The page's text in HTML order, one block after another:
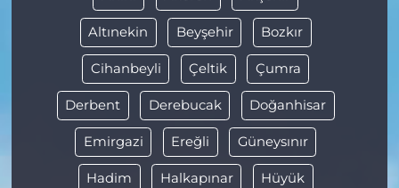
Altınekin Beyşehir Bozkır
Cihanbeyli Çeltik Çumra
Derbent Derebucak Doğanhisar
Emirgazi Ereğli Güneysınır
Hadim Halkapınar Hüyük